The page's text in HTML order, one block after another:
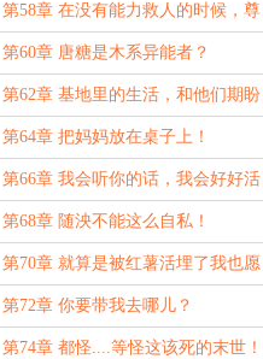
第58章 在没有能力救人的时候，尊
重他人命运
第60章 唐糖是木系异能者？
第62章 基地里的生活，和他们期盼
的完全不一样
第64章 把妈妈放在桌子上！
第66章 我会听你的话，我会好好活
着
第68章 随泱不能这么自私！
第70章 就算是被红薯活埋了我也愿
意啊！
第72章 你要带我去哪儿？
第74章 都怪....等怪这该死的末世！